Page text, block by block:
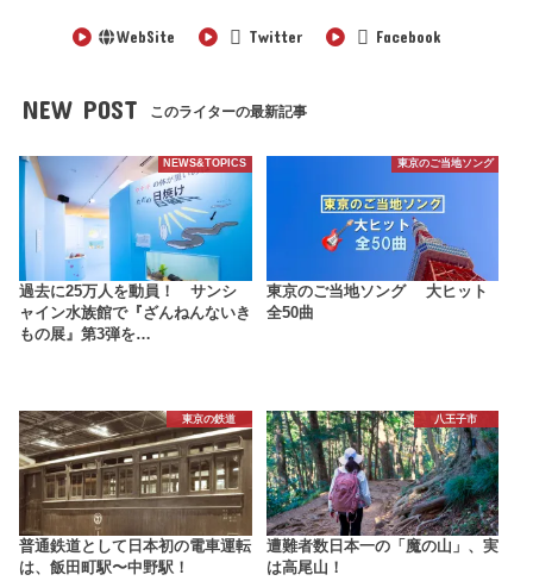
WebSite Twitter Facebook
NEW POST このライターの最新記事
NEWS&TOPICS
過去に25万人を動員！ サンシ
ャイン水族館で『ざんねんないき
もの展』第3弾を…
東京のご当地ソング
東京のご当地ソング 大ヒット
全50曲
東京の鉄道
普通鉄道として日本初の電車運転
は、飯田町駅〜中野駅！
八王子市
遭難者数日本一の「魔の山」、実
は高尾山！